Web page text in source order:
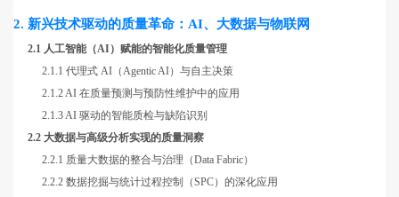
2. 新兴技术驱动的质量革命：AI、大数据与物联网
2.1 人工智能（AI）赋能的智能化质量管理
2.1.1 代理式 AI（Agentic AI）与自主决策
2.1.2 AI 在质量预测与预防性维护中的应用
2.1.3 AI 驱动的智能质检与缺陷识别
2.2 大数据与高级分析实现的质量洞察
2.2.1 质量大数据的整合与治理（Data Fabric）
2.2.2 数据挖掘与统计过程控制（SPC）的深化应用